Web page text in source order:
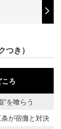
つき）
ころ
”を喰らう
が宿儺と対決